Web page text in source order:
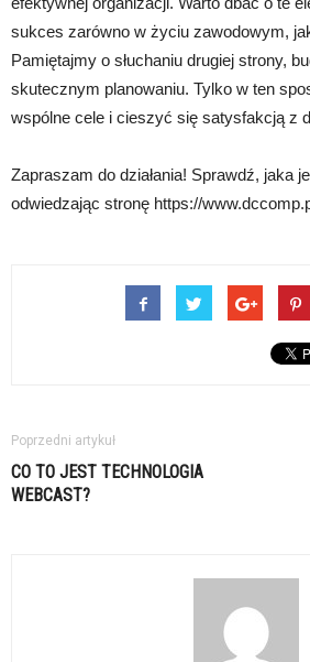
sukces zarówno w życiu zawodowym,
Pamiętajmy o słuchaniu drugiej strony,
skutecznym planowaniu. Tylko w ten
wspólne cele i cieszyć się satysfakcją z
Zapraszam do działania! Sprawdź, jaka
odwiedzając stronę https://
Poprzedni artykuł
CO TO JEST TECHNOLOGIA
WEBCAST?